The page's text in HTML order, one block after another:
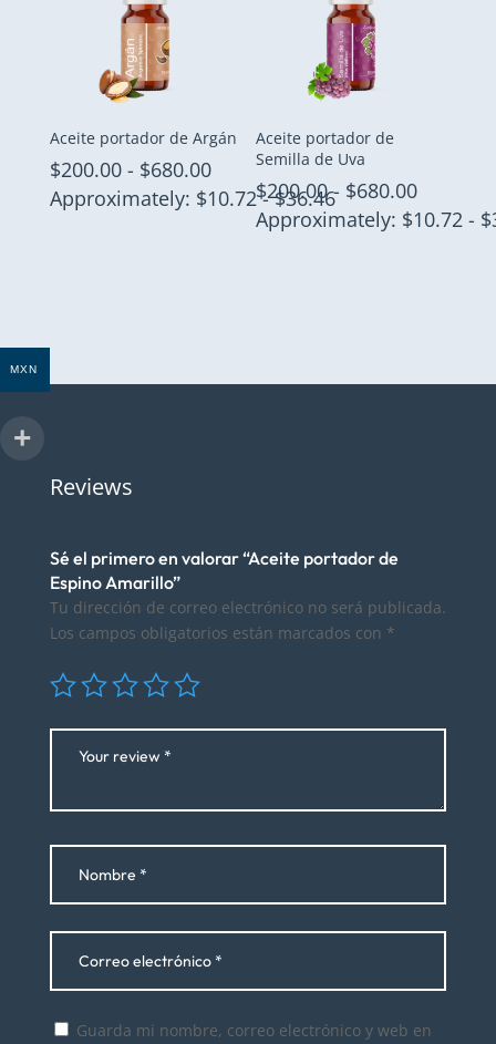
Aceite portador de Argán
$200.00 - $680.00Rango
de
precios:
Approximately: $10.72 - $36.46
Aceite portador de
Semilla de Uva
$200.00 - $680.00Rango
de
Approximately: $10.72 -
Reviews
Sé el primero en valorar “Aceite portador de
Espino Amarillo”
Tu dirección de correo electrónico no será publicada.
Los campos obligatorios están marcados con *
Guarda mi nombre, correo electrónico y web en
MXN